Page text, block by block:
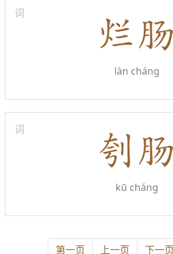
词
làn cháng
词
kū cháng
第一页 上一页 下一页